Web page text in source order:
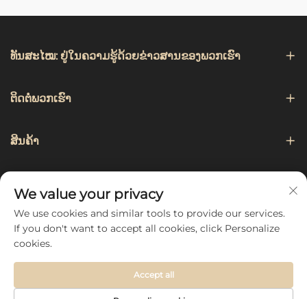
ທັນສະໄໝ: ຢູ່ໃນຄວາມຮູ້ດ້ວຍຂ່າວສານຂອງພວກເຮົາ
ຕິດຕໍ່ພວກເຮົາ
ສິນຄ້າ
ຕິດຕາມພວກເຮົາ
We value your privacy
We use cookies and similar tools to provide our services.
If you don't want to accept all cookies, click Personalize
cookies.
Accept all